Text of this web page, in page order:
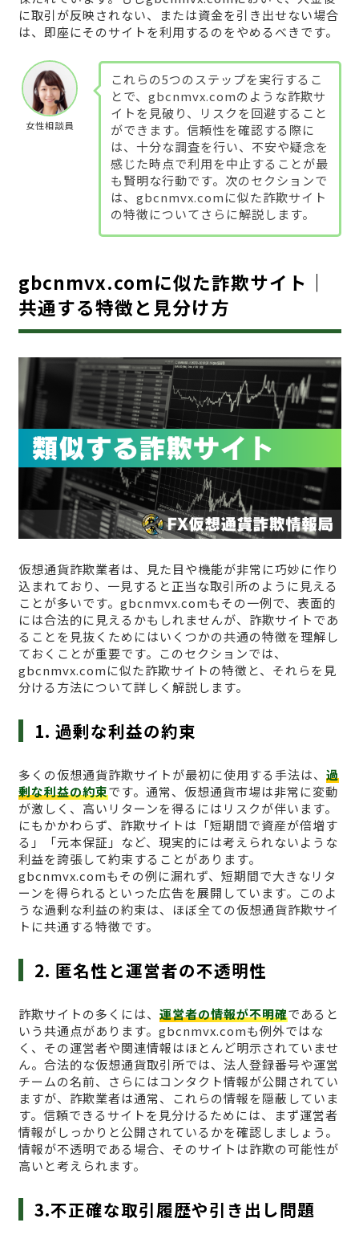
に取引が反映されない、または資金を引き出せない場合
は、即座にそのサイトを利用するのをやめるべきです。
女性相談員
これらの5つのステップを実行するこ
とで、gbcnmvx.comのような詐欺サ
イトを見破り、リスクを回避すること
ができます。信頼性を確認する際に
は、十分な調査を行い、不安や疑念を
感じた時点で利用を中止することが最
も賢明な行動です。次のセクションで
は、gbcnmvx.comに似た詐欺サイト
の特徴についてさらに解説します。
gbcnmvx.comに似た詐欺サイト｜
共通する特徴と見分け方
仮想通貨詐欺業者は、見た目や機能が非常に巧妙に作り
込まれており、一見すると正当な取引所のように見える
ことが多いです。gbcnmvx.comもその一例で、表面的
には合法的に見えるかもしれませんが、詐欺サイトであ
ることを見抜くためにはいくつかの共通の特徴を理解し
ておくことが重要です。このセクションでは、
gbcnmvx.comに似た詐欺サイトの特徴と、それらを見
分ける方法について詳しく解説します。
1. 過剰な利益の約束
多くの仮想通貨詐欺サイトが最初に使用する手法は、 過
剰な利益の約束です。通常、仮想通貨市場は非常に変動
が激しく、高いリターンを得るにはリスクが伴います。
にもかかわらず、詐欺サイトは「短期間で資産が倍増す
る」「元本保証」など、現実的には考えられないような
利益を誇張して約束することがあります。
gbcnmvx.comもその例に漏れず、短期間で大きなリタ
ーンを得られるといった広告を展開しています。このよ
うな過剰な利益の約束は、ほぼ全ての仮想通貨詐欺サイ
トに共通する特徴です。
2. 匿名性と運営者の不透明性
詐欺サイトの多くには、 運営者の情報が不明確であると
いう共通点があります。gbcnmvx.comも例外ではな
く、その運営者や関連情報はほとんど明示されていませ
ん。合法的な仮想通貨取引所では、法人登録番号や運営
チームの名前、さらにはコンタクト情報が公開されてい
ますが、詐欺業者は通常、これらの情報を隠蔽していま
す。信頼できるサイトを見分けるためには、まず運営者
情報がしっかりと公開されているかを確認しましょう。
情報が不透明である場合、そのサイトは詐欺の可能性が
高いと考えられます。
3.不正確な取引履歴や引き出し問題